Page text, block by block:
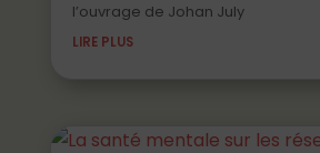
l’ouvrage de Johan July
LIRE PLUS